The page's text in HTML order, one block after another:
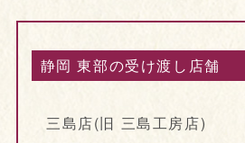
静岡 東部の受け渡し店舗
三島店(旧 三島工房店)